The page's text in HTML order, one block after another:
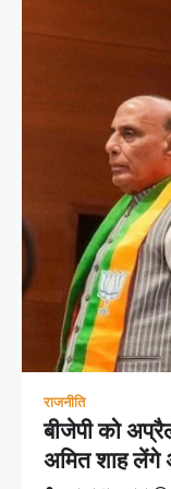
राजनीति
बीजेपी को
अमित शाह